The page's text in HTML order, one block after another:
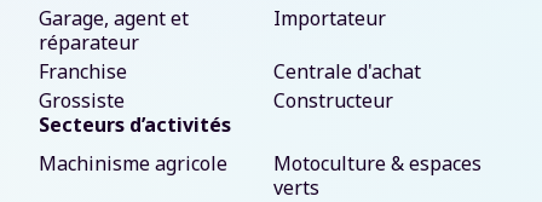
Garage, agent et
réparateur
Importateur
Franchise
Centrale d'achat
Grossiste
Constructeur
Secteurs d’activités
Machinisme agricole
Motoculture & espaces
verts